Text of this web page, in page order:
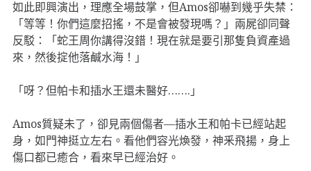
如此即興演出，理應全場鼓掌，但Amos卻嚇到幾乎失禁：
「等等！你們這麼招搖，不是會被發現嗎？」兩屍卻同聲
反駁：「蛇王周你講得沒錯！現在就是要引那隻負資產過
來，然後掟他落鹹水海！」
「呀？但帕卡和插水王還未醫好…….」
Amos質疑未了，卻見兩個傷者—插水王和帕卡已經站起
身，如門神挺立左右。看他們容光煥發，神釆飛揚，身上
傷口都已癒合，看來早已經治好。